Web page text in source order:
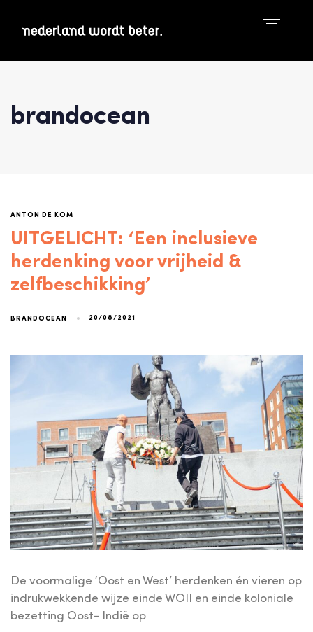
brandocean
ANTON DE KOM
UITGELICHT: ‘Een inclusieve
herdenking voor vrijheid &
zelfbeschikking’
BRANDOCEAN 20/08/2021
De voormalige ‘Oost en West’ herdenken én vieren op
indrukwekkende wijze einde WOII en einde koloniale
bezetting Oost- Indië op